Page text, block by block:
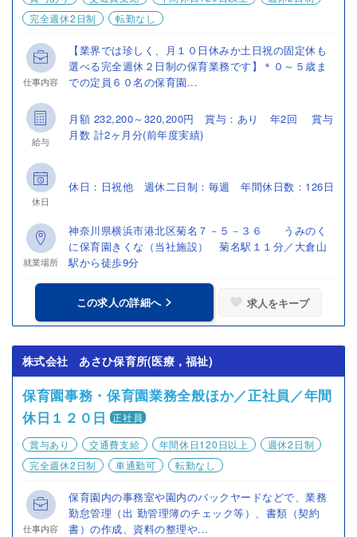
完全週休2日制
転勤なし
仕事内容
【業界では珍しく、月１０日休みか土日祝の固定休も
選べる完全週休２日制の保育業務です】＊０～５歳ま
での定員６０名の保育園...
給与
月額 232,200～320,200円 賞与：あり 年2回 賞与
月数 計2ヶ月分(前年度実績)
休日
休日：日祝他 週休二日制：毎週 年間休日数：126日
就業場所
神奈川県横浜市港北区菊名７－５－３６ うみのく
に保育園きくな（当社施設） 菊名駅１１分／大倉山
駅から徒歩9分
この求人の詳細へ 求人をキープ
株式会社 あさひ保育所(医療，福祉)
保育園事務・保育園業務全般ほか／正社員／年間
休日１２０日 正社員
賞与あり
交通費支給 年間休日120日以上
週休2日制
完全週休2日制
車通勤可 転勤なし
仕事内容
保育園内の事務室や園内のバックヤードなどで、業務
勤怠管理（出 勤管理簿のチェック等）、書類（契約
書）の作成、資料の整理や...